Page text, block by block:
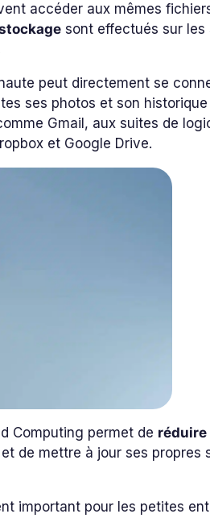
accéder aux mêmes
sont effectués sur les
peut directement se
ses photos et son
Gmail, aux suites de
et Google Drive.
Computing permet de réduire
et de mettre à jour ses
important pour les petites